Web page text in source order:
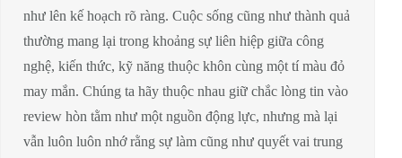
như lên kế hoạch rõ ràng. Cuộc sống cũng như thành quả
thường mang lại trong khoảng sự liên hiệp giữa công
nghệ, kiến thức, kỹ năng thuộc khôn cùng một tí màu đỏ
may mắn. Chúng ta hãy thuộc nhau giữ chắc lòng tin vào
review hòn tằm như một nguồn động lực, nhưng mà lại
vẫn luôn luôn nhớ rằng sự làm cũng như quyết vai trung